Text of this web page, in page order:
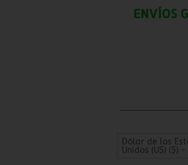
ENVÍOS
Dólar de los
Unidos (US) ($) -